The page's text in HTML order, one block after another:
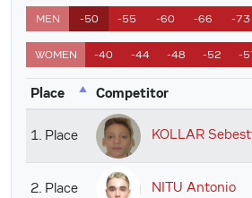
MEN -50 -55 -60 -66 -73
WOMEN -40 -44 -48 -52 -
Place Competitor
1. Place KOLLAR
2. Place NITU Antonio